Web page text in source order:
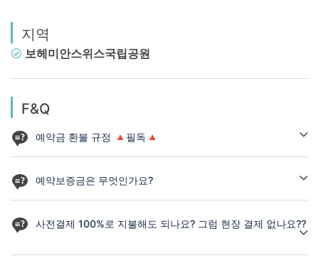
지역
보헤미안스위스국립공원
F&Q
예약금 환불 규정 🔺필독🔺
🔻 10일 전 취소 시, 예약금 전액 환불
🔻 당일~3일 전 취소 시, 예약금 환불 불가
예약보증금은 무엇인가요?
법으로,
단, 투어비용은 현장지불❗ 로 진행됩니다.
사전결제 100%로 지불해도 되나요? 그럼 현장 결제 없나요??